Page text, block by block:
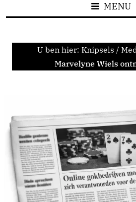
MENU
U ben hier: Knipsels /
Marvelyne Wiels